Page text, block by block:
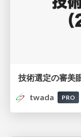
twada
PRO